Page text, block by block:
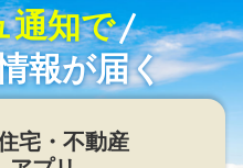
通知で
報が届く
宅・不動産